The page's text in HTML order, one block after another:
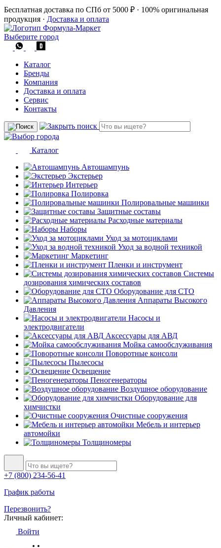
Бесплатная доставка по СПб от 5000 ₽ · 100% оригинальная
продукция · Доставка и оплата
Выберите город
Каталог
Бренды
Компания
Доставка и оплата
Сервис
Контакты
Каталог
Автошампунь
Экстерьер
Интерьер
Полировка
Полировальные машинки
Защитные составы
Расходные материалы
Наборы
Уход за мотоциклами
Уход за водной техникой
Маркетинг
Пленки и инструмент
Системы
дозирования химических составов
Оборудование для СТО
Аппараты Высокого
Давления
Насосы и
электродвигатели
Аксессуары для АВД
Мойка самообслуживания
Поворотные консоли
Пылесосы
Освещение
Пеногенераторы
Воздушное оборудование
Оборудование для
химчистки
Очистные сооружения
Мебель и интерьер
автомойки
Толщиномеры
+7 (800) 234-56-41
График работы
Перезвонить?
Личный кабинет:
Войти